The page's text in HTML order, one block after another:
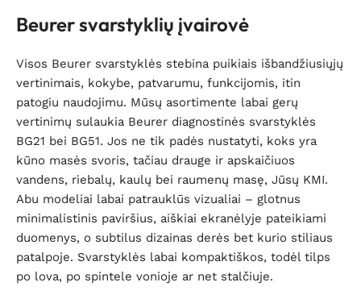
Beurer svarstyklių įvairovė
Visos Beurer svarstyklės stebina puikiais išbandžiusiųjų
vertinimais, kokybe, patvarumu, funkcijomis, itin
patogiu naudojimu. Mūsų asortimente labai gerų
vertinimų sulaukia Beurer diagnostinės svarstyklės
BG21 bei BG51. Jos ne tik padės nustatyti, koks yra
kūno masės svoris, tačiau drauge ir apskaičiuos
vandens, riebalų, kaulų bei raumenų masę, Jūsų KMI.
Abu modeliai labai patrauklūs vizualiai – glotnus
minimalistinis paviršius, aiškiai ekranėlyje pateikiami
duomenys, o subtilus dizainas derės bet kurio stiliaus
patalpoje. Svarstyklės labai kompaktiškos, todėl tilps
po lova, po spintele vonioje ar net stalčiuje.